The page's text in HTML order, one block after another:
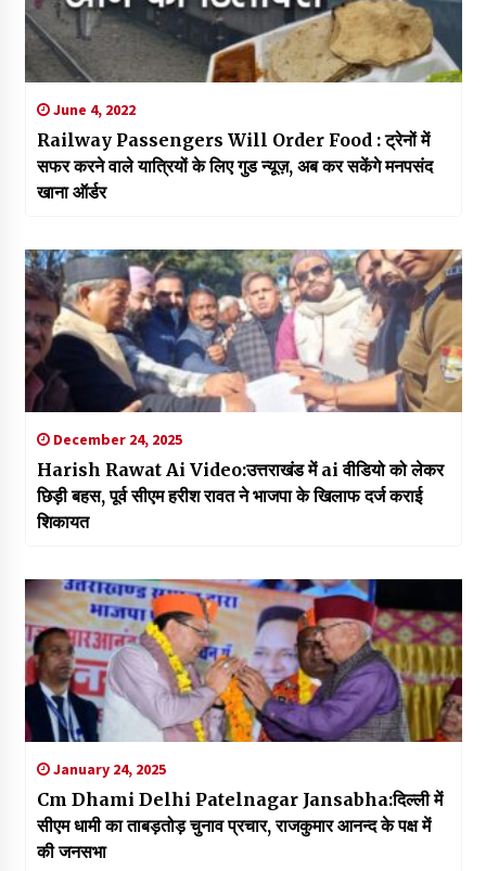
June 4, 2022
Railway Passengers Will Order Food : ट्रेनों में
सफर करने वाले यात्रियों के लिए गुड न्यूज़, अब कर सकेंगे मनपसंद
खाना ऑर्डर
December 24, 2025
Harish Rawat Ai Video:उत्तराखंड में ai वीडियो को लेकर
छिड़ी बहस, पूर्व सीएम हरीश रावत ने भाजपा के खिलाफ दर्ज कराई
शिकायत
January 24, 2025
Cm Dhami Delhi Patelnagar Jansabha:दिल्ली में
सीएम धामी का ताबड़तोड़ चुनाव प्रचार, राजकुमार आनन्द के पक्ष में
की जनसभा